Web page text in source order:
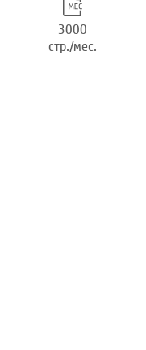
3000
стр./мес.